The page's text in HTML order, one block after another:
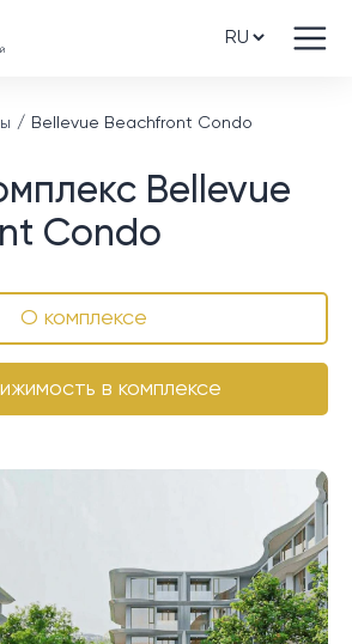
Bellevue Beachfront Condo
Bellevue
Condo
О комплексе
в комплексе